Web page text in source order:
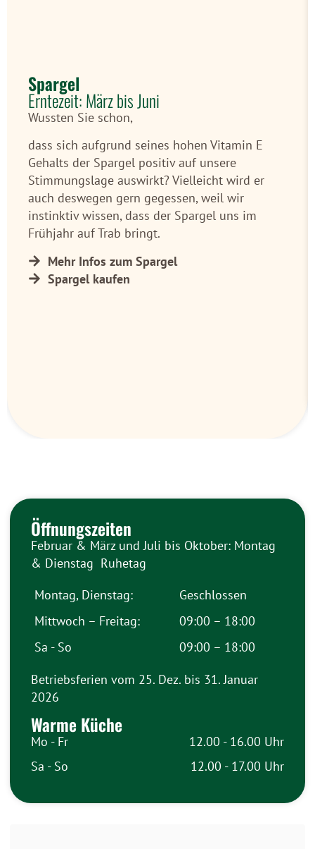
Spargel
Erntezeit: März bis Juni
Wussten Sie schon,
dass sich aufgrund seines hohen Vitamin E
Gehalts der Spargel positiv auf unsere
Stimmungslage auswirkt? Vielleicht wird er
auch deswegen gern gegessen, weil wir
instinktiv wissen, dass der Spargel uns im
Frühjahr auf Trab bringt.
Mehr Infos zum Spargel
Spargel kaufen
Öffnungszeiten
Februar & März und Juli bis Oktober: Montag
& Dienstag Ruhetag
Montag, Dienstag:
Geschlossen
Mittwoch – Freitag:
09:00 – 18:00
Sa - So
09:00 – 18:00
Betriebsferien vom 25. Dez. bis 31. Januar
2026
Warme Küche
Mo - Fr
12.00 - 16.00 Uhr
Sa - So
12.00 - 17.00 Uhr